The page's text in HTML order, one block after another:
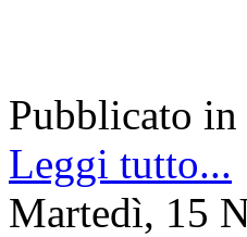
Pubblicato in
Leggi tutto...
Martedì, 15